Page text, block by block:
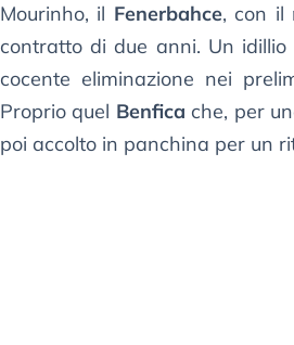
Mourinho, il Fenerbahce, con il
contratto di due anni. Un
cocente eliminazione nei
Proprio quel Benfica che, per
poi accolto in panchina per un